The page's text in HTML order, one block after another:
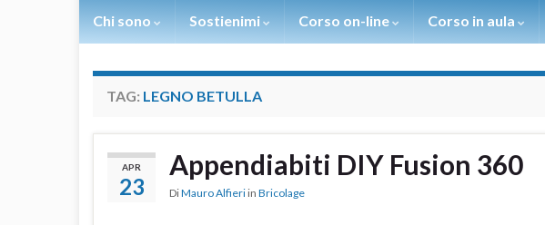
Chi sono Sostienimi Corso on-line Corso in aula
TAG: LEGNO BETULLA
APR
23
Appendiabiti DIY Fusion 360
DiMauro Alfieri in Bricolage